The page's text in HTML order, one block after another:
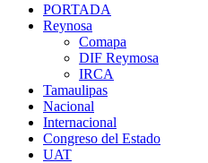
PORTADA
Reynosa
Comapa
DIF Reymosa
IRCA
Tamaulipas
Nacional
Internacional
Congreso del Estado
UAT